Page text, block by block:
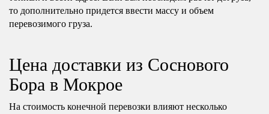
то дополнительно придется ввести массу и объем
перевозимого груза.
Цена доставки из Соснового
Бора в Мокрое
На стоимость конечной перевозки влияют несколько